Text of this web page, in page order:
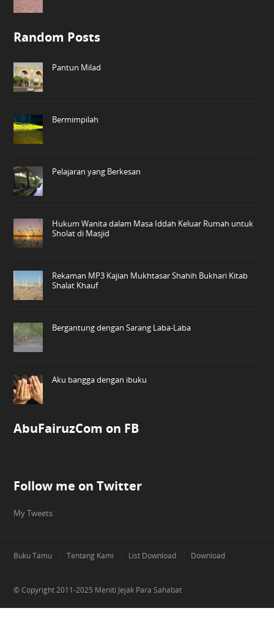
Random Posts
Pantun Milad
Bermimpilah
Pelajaran yang Berkesan
Hukum Wanita dalam Masa Iddah Keluar Rumah untuk
Sholat di Masjid
Rekaman MP3 Kajian Mukhtasar Shahih Bukhari Kitab
Shalat Khauf
Bergantung dengan Sarang Laba-Laba
Aku bangga dengan ibuku
AbuFairuzCom on FB
Follow me on Twitter
My Tweets
Buku Tamu Tentang Kami List Download Download
© Copyright 2011-2025 Meniti Jejak Para Sahabat